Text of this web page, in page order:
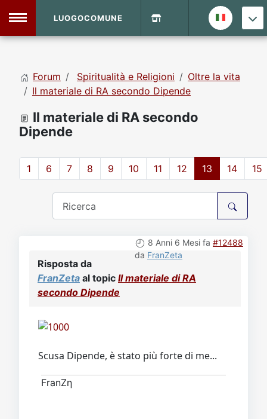
Home
DVD Shop
Sito
LUOGOCOMUNE
Forum Spiritualità e Religioni
Oltre la vita
Il materiale di RA secondo Dipende
Il materiale di RA secondo
Dipende
1 6 7 8 9 10 11 12 13 14 15
8 Anni 6 Mesi fa #12488
da FranZeta
Risposta da
FranZeta al topic Il materiale di RA
secondo Dipende
Scusa Dipende, è stato più forte di me...
FranZη